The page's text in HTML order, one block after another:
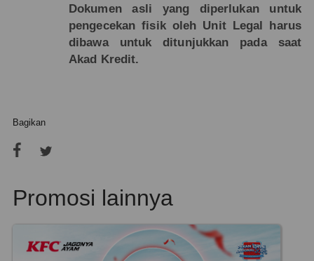
Dokumen asli yang diperlukan untuk
pengecekan fisik oleh Unit Legal harus
dibawa untuk ditunjukkan pada saat
Akad Kredit.
Bagikan
Promosi lainnya